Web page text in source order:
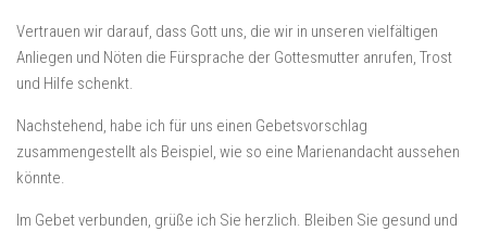
Vertrauen wir darauf, dass Gott uns, die wir in unseren vielfältigen
Anliegen und Nöten die Fürsprache der Gottesmutter anrufen, Trost
und Hilfe schenkt.
Nachstehend, habe ich für uns einen Gebetsvorschlag
zusammengestellt als Beispiel, wie so eine Marienandacht aussehen
könnte.
Im Gebet verbunden, grüße ich Sie herzlich. Bleiben Sie gesund und